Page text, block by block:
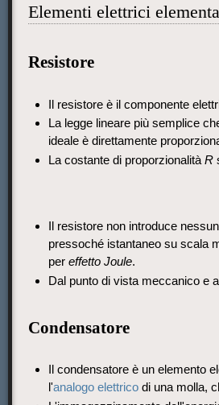
Elementi elettrici
Resistore
Il resistore è il componente
La legge lineare più semplice
ideale è direttamente
La costante di proporzionalità R
Il resistore non introduce
pressoché istantaneo su scala
per effetto Joule.
Dal punto di vista meccanico e
Condensatore
Il condensatore è un elemento
l'analogo elettricodi una molla,